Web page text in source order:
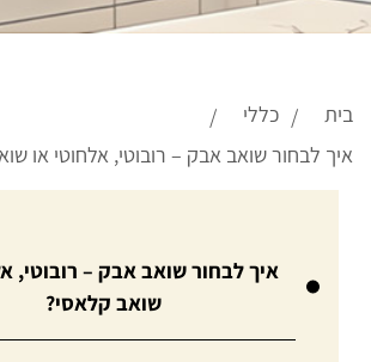
בית
כללי
איך לבחור שואב אבק – רובוטי, אלחוטי או
איך לבחור שואב אבק – רובוטי,
שואב קלאסי?